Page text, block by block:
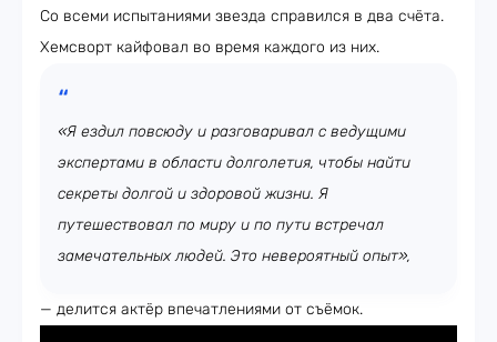
Со всеми испытаниями звезда справился в два счёта.
Хемсворт кайфовал во время каждого из них.
«Я ездил повсюду и разговаривал с ведущими
экспертами в области долголетия, чтобы найти
секреты долгой и здоровой жизни. Я
путешествовал по миру и по пути встречал
замечательных людей. Это невероятный опыт»,
— делится актёр впечатлениями от съёмок.